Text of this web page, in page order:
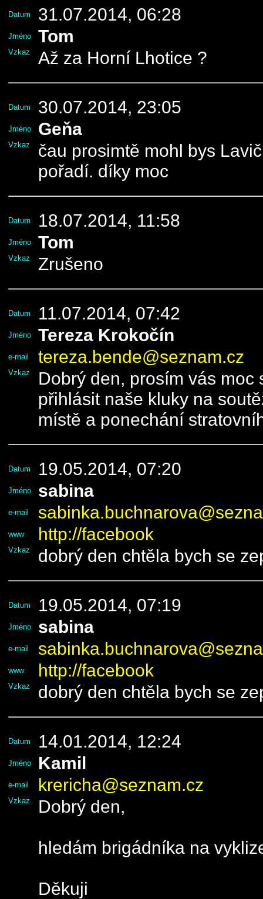
Datum 31.07.2014, 06:28
Jméno Tom
Vzkaz Až za Horní Lhotice ?
Datum 30.07.2014, 23:05
Jméno Geňa
Vzkaz
čau prosimtě mohl bys
pořadí. díky moc
Datum 18.07.2014, 11:58
Jméno Tom
Vzkaz Zrušeno
Datum 11.07.2014, 07:42
Jméno Tereza Krokočín
e-mail tereza.bende@seznam.cz
Vzkaz
Dobrý den, prosím vás
přihlásit naše kluky na
místě a ponechání
Datum 19.05.2014, 07:20
Jméno sabina
e-mail
www http://facebook
Vzkaz dobrý den chtěla bych se
Datum 19.05.2014, 07:19
Jméno sabina
e-mail
www http://facebook
Vzkaz dobrý den chtěla bych se
Datum 14.01.2014, 12:24
Jméno Kamil
e-mail krericha@seznam.cz
Vzkaz Dobrý den,
hledám brigádníka na
Děkuji